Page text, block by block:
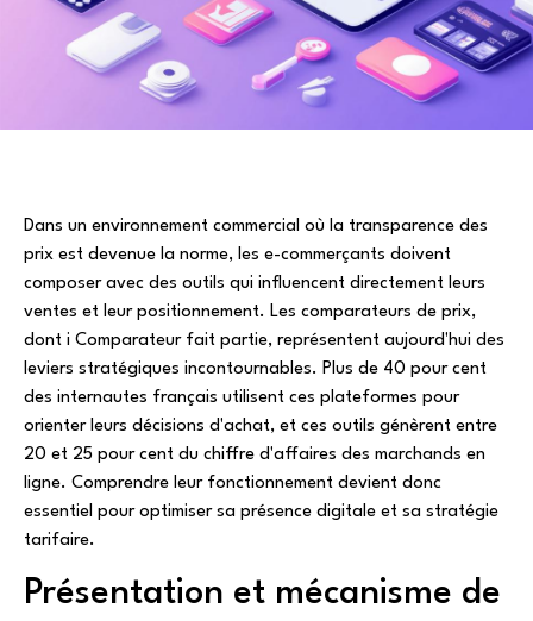
Dans un environnement commercial où la transparence des
prix est devenue la norme, les e-commerçants doivent
composer avec des outils qui influencent directement leurs
ventes et leur positionnement. Les comparateurs de prix,
dont i Comparateur fait partie, représentent aujourd'hui des
leviers stratégiques incontournables. Plus de 40 pour cent
des internautes français utilisent ces plateformes pour
orienter leurs décisions d'achat, et ces outils génèrent entre
20 et 25 pour cent du chiffre d'affaires des marchands en
ligne. Comprendre leur fonctionnement devient donc
essentiel pour optimiser sa présence digitale et sa stratégie
tarifaire.
Présentation et mécanisme de